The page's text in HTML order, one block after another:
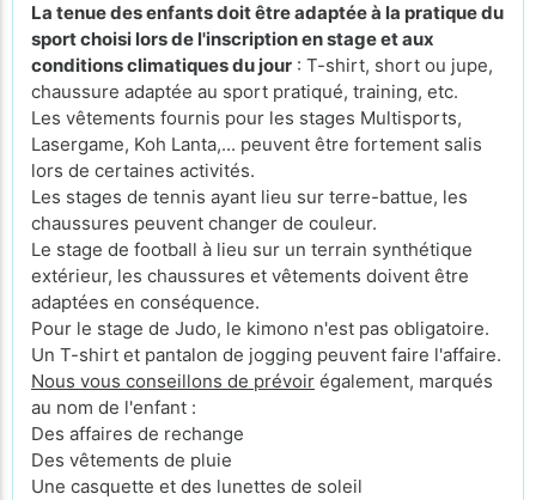
La tenue des enfants doit être adaptée à la pratique du
sport choisi lors de l'inscription en stage et aux
conditions climatiques du jour : T-shirt, short ou jupe,
chaussure adaptée au sport pratiqué, training, etc.
Les vêtements fournis pour les stages Multisports,
Lasergame, Koh Lanta,... peuvent être fortement salis
lors de certaines activités.
Les stages de tennis ayant lieu sur terre-battue, les
chaussures peuvent changer de couleur.
Le stage de football à lieu sur un terrain synthétique
extérieur, les chaussures et vêtements doivent être
adaptées en conséquence.
Pour le stage de Judo, le kimono n'est pas obligatoire.
Un T-shirt et pantalon de jogging peuvent faire l'affaire.
Nous vous conseillons de prévoir également, marqués
au nom de l'enfant :
Des affaires de rechange
Des vêtements de pluie
Une casquette et des lunettes de soleil